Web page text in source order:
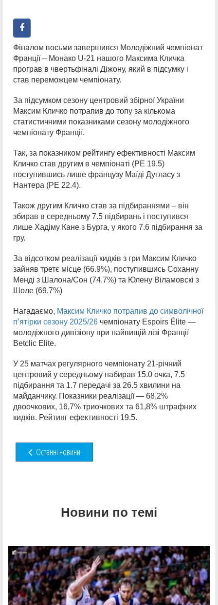
Фіналом восьми завершився Молодіжний чемпіонат
Франції – Монако U-21 нашого Максима Кличка
програв в чвертьфіналі Діжону, який в підсумку і
став переможцем чемпіонату.
За підсумком сезону центровий збірної України
Максим Кличко потрапив до топу за кількома
статистичними показниками сезону молодіжного
чемпіонату Франції.
Так, за показником рейтингу ефективності Максим
Кличко став другим в чемпіонаті (РЕ 19.5)
поступившись лише французу Маїді Дугласу з
Нантера (РЕ 22.4).
Також другим Кличко став за підбираннями – він
збирав в середньому 7.5 підбирань і поступився
лише Хадіму Кане з Бурга, у якого 7.6 підбирання за
гру.
За відсотком реалізації кидків з гри Максим Кличко
зайняв третє місце (66.9%), поступившись Соханну
Менді з Шалона/Сон (74.7%) та Юлену Віламовскі з
Шоле (69.7%)
Нагадаємо, Максим Кличко потрапив до символічної
п’ятірки сезону 2025/26 чемпіонату Espoirs Élite —
молодіжного дивізіону при найвищій лізі Франції
Betclic Elite.
У 25 матчах регулярного чемпіонату 21-річний
центровий у середньому набирав 15.0 очка, 7.5
підбирання та 1.7 передачі за 26.5 хвилини на
майданчику. Показники реалізації — 68,2%
двоочкових, 16,7% триочкових та 61,8% штрафних
кидків. Рейтинг ефективності 19.5.
Останні новини
Новини по темі